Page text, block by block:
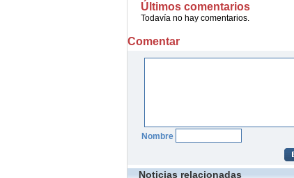
Últimos comentarios
Todavía no hay comentarios.
Comentar
Nombre
Noticias relacionadas